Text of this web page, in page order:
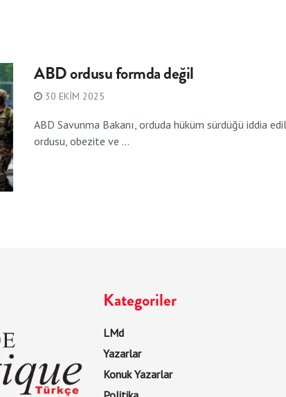
ABD ordusu formda değil
30 EKIM 2025
ABD Savunma Bakanı, orduda hüküm sürdüğü iddia
ordusu, obezite ve ...
Kategoriler
LMd
Yazarlar
Konuk Yazarlar